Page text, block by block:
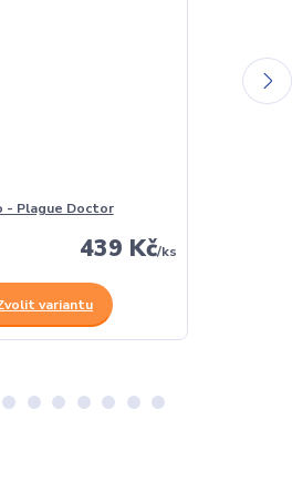
- Plague Doctor
439 Kč/ks
variantu